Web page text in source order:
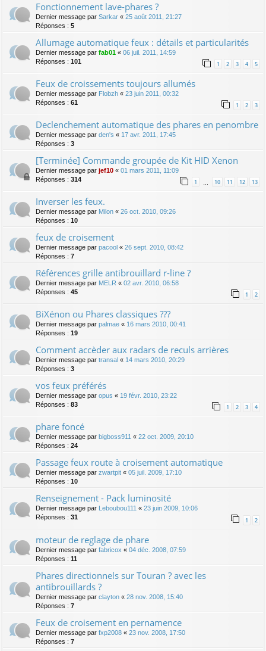
Fonctionnement lave-phares ?
Dernier message par Sarkar « 25 août 2011, 21:27
Réponses : 5
Allumage automatique feux : détails et particularités
Dernier message par fab01 « 06 juil. 2011, 14:59
Réponses : 101 1 2 3 4 5
Feux de croissements toujours allumés
Dernier message par Flobzh « 23 juin 2011, 00:32
Réponses : 61 1 2 3
Declenchement automatique des phares en penombre
Dernier message par den's « 17 avr. 2011, 17:45
Réponses : 3
[Terminée] Commande groupée de Kit HID Xenon
Dernier message par jef10 « 01 mars 2011, 11:09
Réponses : 314 1 … 10 11 12 13
Inverser les feux.
Dernier message par Milon « 26 oct. 2010, 09:26
Réponses : 10
feux de croisement
Dernier message par pacool « 26 sept. 2010, 08:42
Réponses : 7
Références grille antibrouillard r-line ?
Dernier message par MELR « 02 avr. 2010, 06:58
Réponses : 45 1 2
BiXénon ou Phares classiques ???
Dernier message par palmae « 16 mars 2010, 00:41
Réponses : 19
Comment accèder aux radars de reculs arrières
Dernier message par transal « 14 mars 2010, 20:29
Réponses : 3
vos feux préférés
Dernier message par opus « 19 févr. 2010, 23:22
Réponses : 83 1 2 3 4
phare foncé
Dernier message par bigboss911 « 22 oct. 2009, 20:10
Réponses : 24
Passage feux route à croisement automatique
Dernier message par zwartpit « 05 juil. 2009, 17:10
Réponses : 10
Renseignement - Pack luminosité
Dernier message par Leboubou111 « 23 juin 2009, 10:06
Réponses : 31 1 2
moteur de reglage de phare
Dernier message par fabricox « 04 déc. 2008, 07:59
Réponses : 11
Phares directionnels sur Touran ? avec les
antibrouillards ?
Dernier message par clayton « 28 nov. 2008, 15:40
Réponses : 7
Feux de croisement en pernamence
Dernier message par fxp2008 « 23 nov. 2008, 17:50
Réponses : 7